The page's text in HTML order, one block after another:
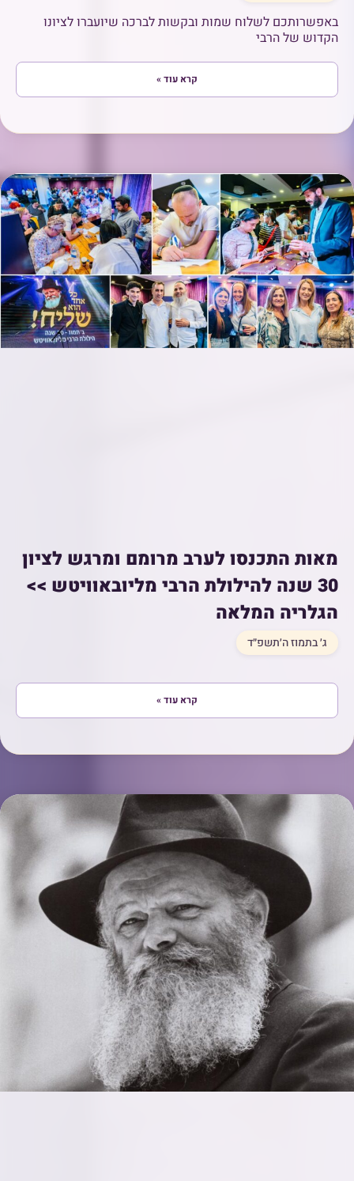
באפשרותכם לשלוח שמות ובקשות לברכה שיועברו לציונו
הקדוש של הרבי
קרא עוד »
מאות התכנסו לערב מרומם ומרגש לציון
30 שנה להילולת הרבי מליובאוויטש >>
הגלריה המלאה
ג׳ בתמוז ה׳תשפ״ד
קרא עוד »